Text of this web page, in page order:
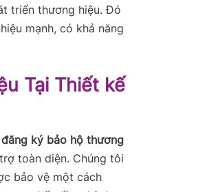
triển thương hiệu. Đó
mạnh, có khả năng
Tại Thiết kế
đăng ký bảo hộ thương
toàn diện. Chúng tôi
bảo vệ một cách